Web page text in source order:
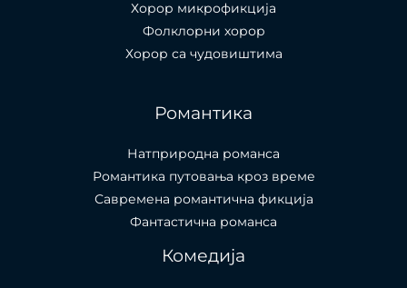
Хорор микрофикција
Фолклорни хорор
Хорор са чудовиштима
Романтика
Натприродна романса
Романтика путовања кроз време
Савремена романтична фикција
Фантастична романса
Комедија